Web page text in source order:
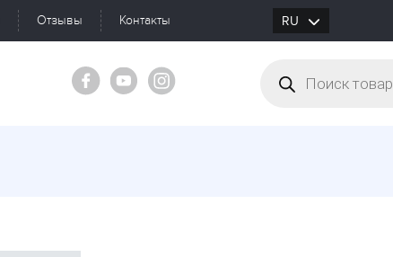
Отзывы Контакты RU
UK